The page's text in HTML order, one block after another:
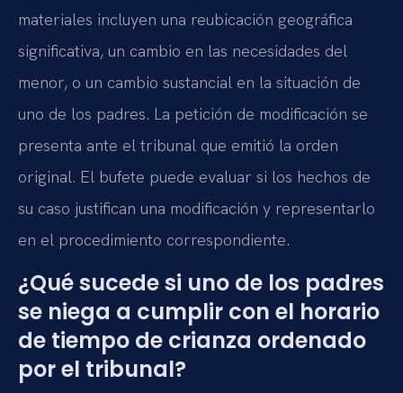
materiales incluyen una reubicación geográfica
significativa, un cambio en las necesidades del
menor, o un cambio sustancial en la situación de
uno de los padres. La petición de modificación se
presenta ante el tribunal que emitió la orden
original. El bufete puede evaluar si los hechos de
su caso justifican una modificación y representarlo
en el procedimiento correspondiente.
¿Qué sucede si uno de los padres
se niega a cumplir con el horario
de tiempo de crianza ordenado
por el tribunal?